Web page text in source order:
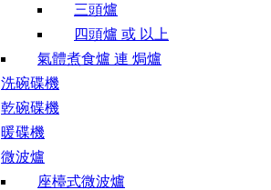
三頭爐
四頭爐 或 以上
氣體煮食爐 連 焗爐
洗碗碟機
乾碗碟機
暖碟機
微波爐
座檯式微波爐